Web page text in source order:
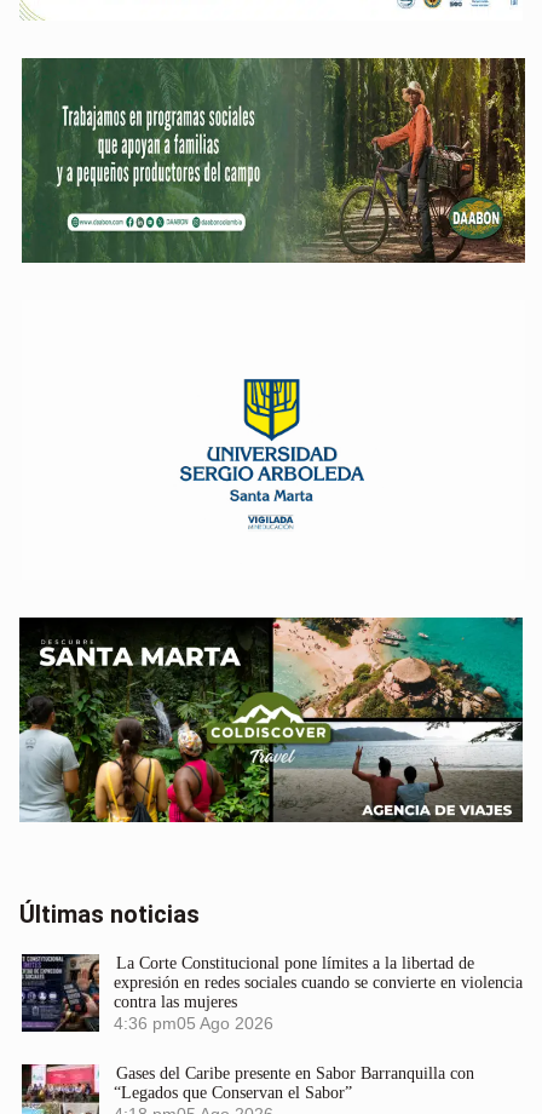
Últimas noticias
La Corte Constitucional pone límites a la libertad de
expresión en redes sociales cuando se convierte en violencia
contra las mujeres
4:36 pm05 Ago 2026
Gases del Caribe presente en Sabor Barranquilla con
“Legados que Conservan el Sabor”